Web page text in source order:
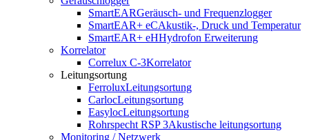
SmartEARGeräusch- und Frequenzlogger
SmartEAR+ eCAkustik-, Druck und Temperatur
SmartEAR+ eHHydrofon Erweiterung
Korrelator
Correlux C-3Korrelator
Leitungsortung
FerroluxLeitungsortung
CarlocLeitungsortung
EasylocLeitungsortung
Rohrspecht RSP 3Akustische leitungsortung
Monitoring / Netzwerk